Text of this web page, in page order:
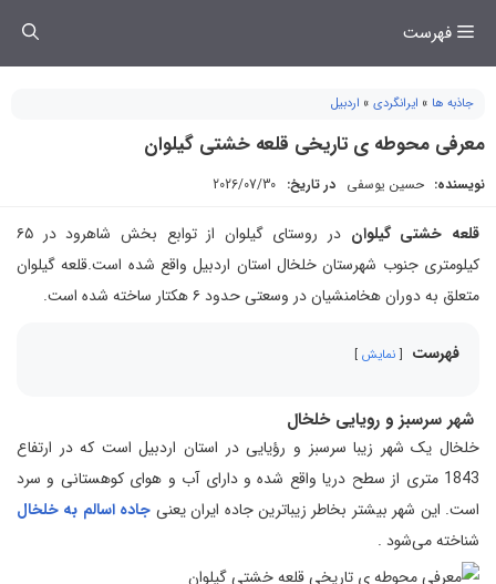
فهرست
جاذبه ها » ایرانگردی » اردبیل
معرفی محوطه ی تاریخی قلعه خشتی گیلوان
نویسنده: حسین یوسفی در تاریخ: 2026/07/30
قلعه خشتی گیلوان
در روستای گیلوان از توابع بخش شاهرود در ۶۵
کیلومتری جنوب شهرستان خلخال استان اردبیل واقع شده است.قلعه گیلوان
متعلق به دوران هخامنشیان در وسعتی حدود ۶ هکتار ساخته شده است.
فهرست نمایش
شهر سرسبز و رویایی خلخال
خلخال یک شهر زیبا سرسبز و رؤیایی در استان اردبیل است که در ارتفاع
1843 متری از سطح دریا واقع شده و دارای آب و هوای کوهستانی و سرد
است. این شهر بیشتر بخاطر زیباترین جاده ایران یعنی جاده اسالم به خلخال
شناخته می‌شود .